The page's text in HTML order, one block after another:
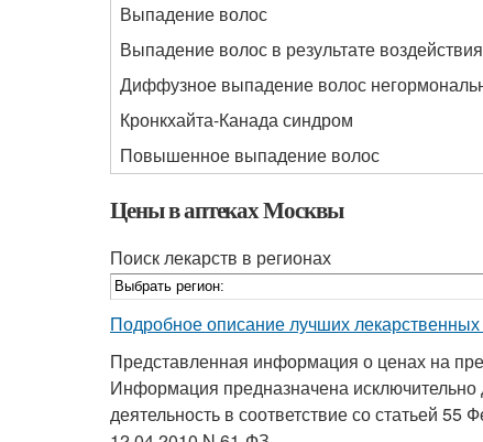
Выпадение волос
Выпадение волос в результате
Диффузное выпадение волос
Кронкхайта-Канада синдром
Повышенное выпадение волос
Цены в аптеках Москвы
Поиск лекарств в регионах
Подробное описание лучших
Представленная информация о ценах на
Информация предназначена
деятельность в соответствие со статьей